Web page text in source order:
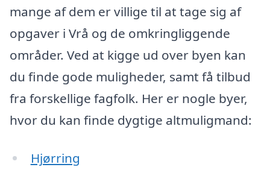
mange af dem er villige til at tage sig af
opgaver i Vrå og de omkringliggende
områder. Ved at kigge ud over byen kan
du finde gode muligheder, samt få tilbud
fra forskellige fagfolk. Her er nogle byer,
hvor du kan finde dygtige altmuligmand:
Hjørring